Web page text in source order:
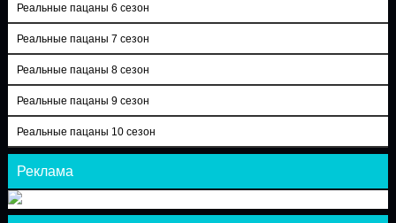
Реальные пацаны 6 сезон
Реальные пацаны 7 сезон
Реальные пацаны 8 сезон
Реальные пацаны 9 сезон
Реальные пацаны 10 сезон
Реклама